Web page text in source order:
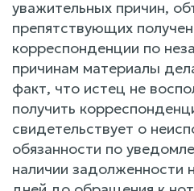
уважительных причин,
препятствующих
корреспонденции по
причинам материалы
факт, что истец не
получить
свидетельствует о
обязанности по
наличии задолженности